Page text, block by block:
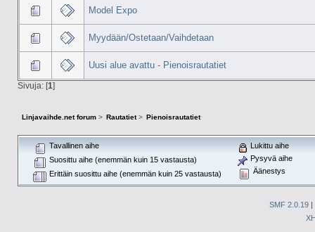
Model Expo
Myydään/Ostetaan/Vaihdetaan
Uusi alue avattu - Pienoisrautatiet
Sivuja: [1]
Linjavaihde.net forum> Rautatiet> Pienoisrautatiet
Tavallinen aihe
Suosittu aihe (enemmän kuin 15 vastausta)
Erittäin suosittu aihe (enemmän kuin 25 vastausta)
Lukittu aihe
Pysyvä aihe
Äänestys
SMF 2.0.19 |